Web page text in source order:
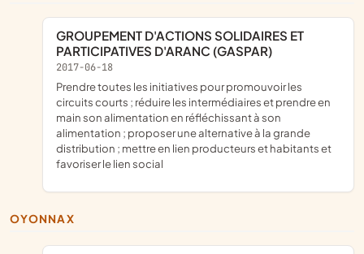
GROUPEMENT D'ACTIONS SOLIDAIRES ET
PARTICIPATIVES D'ARANC (GASPAR)
2017-06-18
prendre toutes les initiatives pour promouvoir les
circuits courts ; réduire les intermédiaires et prendre en
main son alimentation en réfléchissant à son
alimentation ; proposer une alternative à la grande
distribution ; mettre en lien producteurs et habitants et
favoriser le lien social
OYONNAX